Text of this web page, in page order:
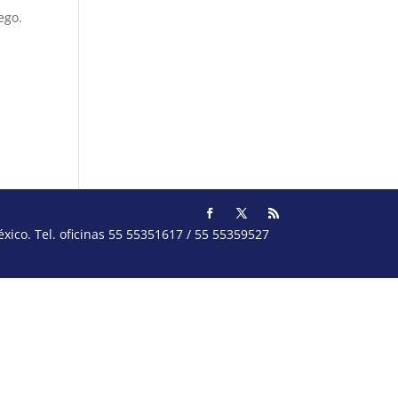
Tel. oficinas 55 55351617 / 55 55359527